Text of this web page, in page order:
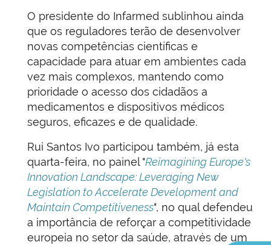
O presidente do Infarmed sublinhou ainda
que os reguladores terão de desenvolver
novas competências científicas e
capacidade para atuar em ambientes cada
vez mais complexos, mantendo como
prioridade o acesso dos cidadãos a
medicamentos e dispositivos médicos
seguros, eficazes e de qualidade.
Rui Santos Ivo participou também, já esta
quarta-feira, no painel "Reimagining Europe's
Innovation Landscape: Leveraging New
Legislation to Accelerate Development and
Maintain Competitiveness", no qual defendeu
a importância de reforçar a competitividade
europeia no setor da saúde, através de um